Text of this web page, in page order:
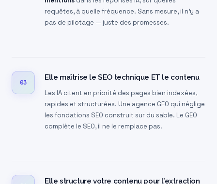
requêtes, à quelle fréquence. Sans mesure, il n’y a
pas de pilotage — juste des promesses.
03
Elle maîtrise le SEO technique ET le contenu
Les IA citent en priorité des pages bien indexées,
rapides et structurées. Une agence GEO qui néglige
les fondations SEO construit sur du sable. Le GEO
complète le SEO, il ne le remplace pas.
Elle structure votre contenu pour l’extraction